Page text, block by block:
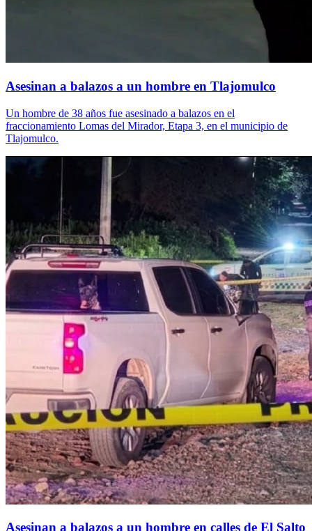
Asesinan a balazos a un hombre en Tlajomulco
Un hombre de 38 años fue asesinado a balazos en el
fraccionamiento Lomas del Mirador, Etapa 3, en el municipio de
Tlajomulco.
Asesinan a balazos a un hombre en calles de El Salto